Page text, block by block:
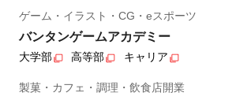
ゲーム・イラスト・CG・eスポーツ
バンタンゲームアカデミー
大学部 高等部 キャリア
製菓・カフェ・調理・飲食店開業